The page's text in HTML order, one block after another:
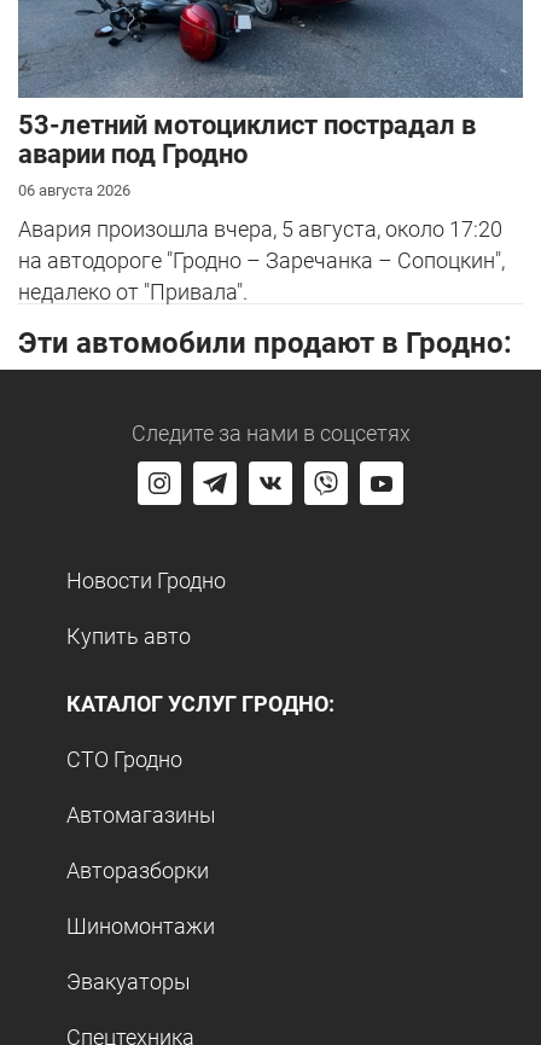
53-летний мотоциклист пострадал в
аварии под Гродно
06 августа 2026
Авария произошла вчера, 5 августа, около 17:20
на автодороге "Гродно – Заречанка – Сопоцкин",
недалеко от "Привала".
Эти автомобили продают в Гродно:
Следите за нами в соцсетях
Новости Гродно
Купить авто
КАТАЛОГ УСЛУГ ГРОДНО:
СТО Гродно
Автомагазины
Авторазборки
Шиномонтажи
Эвакуаторы
Спецтехника